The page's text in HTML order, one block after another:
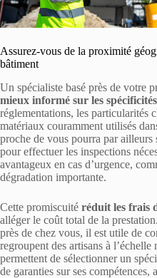
Assurez-vous de la proximité
bâtiment
Un spécialiste basé près de votre
mieux informé sur les
réglementations, les particularités
matériaux couramment utilisés
proche de vous pourra par ailleurs
pour effectuer les inspections
avantageux en cas d’urgence,
dégradation importante.
Cette promiscuité réduit les frais
alléger le coût total de la
près de chez vous, il est utile de
regroupent des artisans à l’échelle
permettent de sélectionner un
de garanties sur ses compétences,